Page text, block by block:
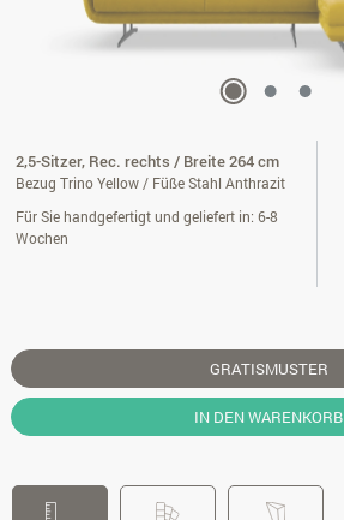
2,5-Sitzer, Rec. rechts / Breite 264 cm
Bezug Trino Yellow / Füße Stahl Anthrazit
Für Sie handgefertigt und geliefert in: 6-8
Wochen
GRATISMUSTER
IN DEN WARENKORB